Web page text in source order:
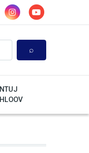
NTUJ
HLOOV